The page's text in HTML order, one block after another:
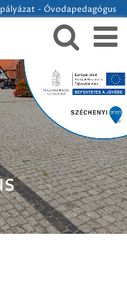
- Óvodapedagógus